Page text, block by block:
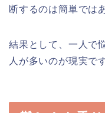
断するのは簡単では
結果として、一人で
人が多いのが現実で